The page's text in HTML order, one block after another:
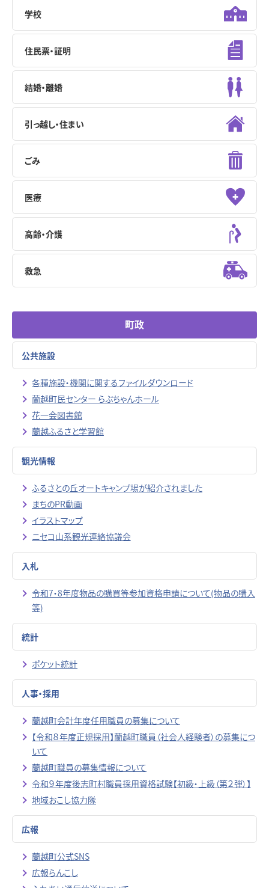
学校
住民票・証明
結婚・離婚
引っ越し・住まい
ごみ
医療
高齢・介護
救急
町政
公共施設
各種施設・機関に関するファイルダウンロード
蘭越町民センター らぶちゃんホール
花一会図書館
蘭越ふるさと学習館
観光情報
ふるさとの丘オートキャンプ場が紹介されました
まちのPR動画
イラストマップ
ニセコ山系観光連絡協議会
入札
令和7・8年度物品の購買等参加資格申請について(物品の購入
等)
統計
ポケット統計
人事・採用
蘭越町会計年度任用職員の募集について
【令和８年度正規採用】蘭越町職員（社会人経験者）の募集につ
いて
蘭越町職員の募集情報について
令和９年度後志町村職員採用資格試験【初級・上級（第２弾）】
地域おこし協力隊
広報
蘭越町公式SNS
広報らんこし